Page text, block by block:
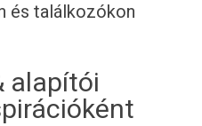
és találkozókon
alapítói